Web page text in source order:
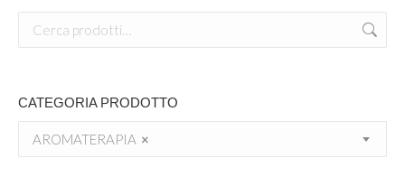
CATEGORIA PRODOTTO
×
AROMATERAPIA